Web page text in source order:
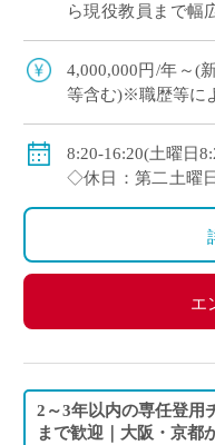
ら現役教員まで幅
会で活躍する運動
4,000,000円/年～(
等含む)※職歴等に
・30歳(教諭・配
・40歳(教諭・配偶
・50歳(教諭・配偶
◇賞与：有(過去実
◇保険：私学共済
8:20-16:20(土曜日
◇休日：第二土曜
エ
2～3年以内の専任登用
まで歓迎｜大阪・京都